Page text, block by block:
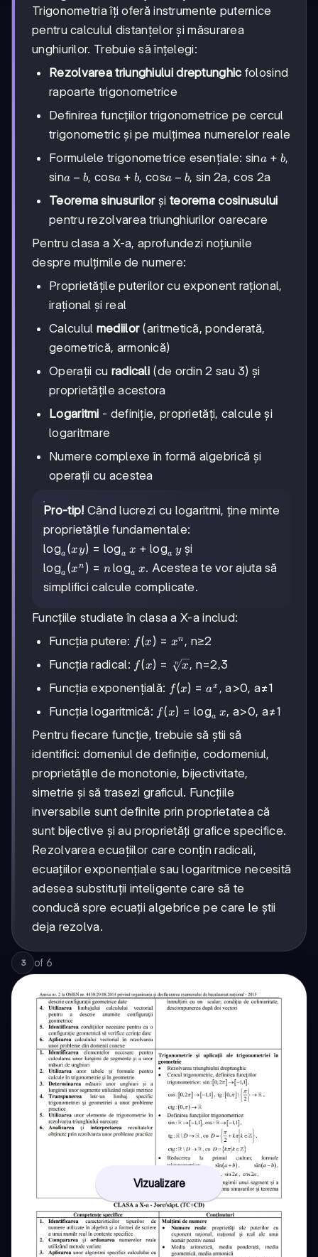
Trigonometria îți oferă instrumente puternice
pentru calculul distanțelor și măsurarea
unghiurilor. Trebuie să înțelegi:
Rezolvarea triunghiului dreptunghic folosind
rapoarte trigonometrice
Definirea funcțiilor trigonometrice pe cercul
trigonometric și pe mulțimea numerelor reale
Formulele trigonometrice esențiale: sina+b
a + b,
sina-
a − b, cosa+b
a + b, cosa-
a − b, sin 2a, cos 2a
Teorema sinusurilorși teorema cosinusului
pentru rezolvarea triunghiurilor oarecare
Pentru clasa a X-a, aprofundezi noțiunile
despre mulțimile de numere:
Proprietățile puterilor cu exponent rațional,
irațional și real
Calculul mediilor(aritmetică, ponderată,
geometrică, armonică)
Operații cu radicali (de ordin 2 sau 3) și
proprietățile acestora
Logaritmi - definiție, proprietăți, calcule și
logaritmare
Numere complexe în formă algebrică și
operații cu acestea
Pro-tip! Când lucrezi cu logaritmi, ține minte
proprietățile fundamentale:
\log_a(xy)
= \log_a x
+ \log_a y
loga (xy) = loga x + loga yși
\log_a(x^n)
= n\log_a x
loga (xn ) = nloga x. Acestea te vor ajuta să
simplifici calcule complicate.
Funcțiile studiate în clasa a X-a includ:
Funcția putere: f(x)=x^n
f(x) = xn , n≥2
Funcția radical: f(x)=\sqrt[n]
f(x) = n x, n=2,3
Funcția exponențială: f(x)=a^x
f(x) = ax , a>0, a≠1
Funcția logaritmică: f(x)=\log_a
f(x) = loga x, a>0, a≠1
Pentru fiecare funcție, trebuie să știi să
identifici: domeniul de definiție, codomeniul,
proprietățile de monotonie, bijectivitate,
simetrie și să trasezi graficul. Funcțiile
inversabile sunt definite prin proprietatea că
sunt bijective și au proprietăți grafice specifice.
Rezolvarea ecuațiilor care conțin radicali,
ecuațiilor exponențiale sau logaritmice necesită
adesea substituții inteligente care să te
conducă spre ecuații algebrice pe care le știi
deja rezolva.
3 of 6
Vizualizare